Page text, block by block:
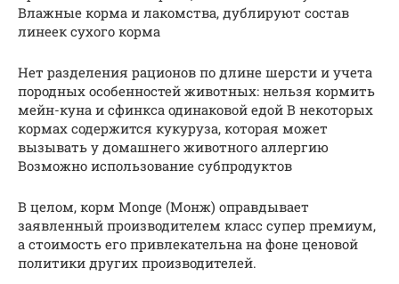
Влажные корма и лакомства, дублируют состав
линеек сухого корма
Нет разделения рационов по длине шерсти и учета
породных особенностей животных: нельзя кормить
мейн-куна и сфинкса одинаковой едой В некоторых
кормах содержится кукуруза, которая может
вызывать у домашнего животного аллергию
Возможно использование субпродуктов
В целом, корм Monge (Монж) оправдывает
заявленный производителем класс супер премиум,
а стоимость его привлекательна на фоне ценовой
политики других производителей.